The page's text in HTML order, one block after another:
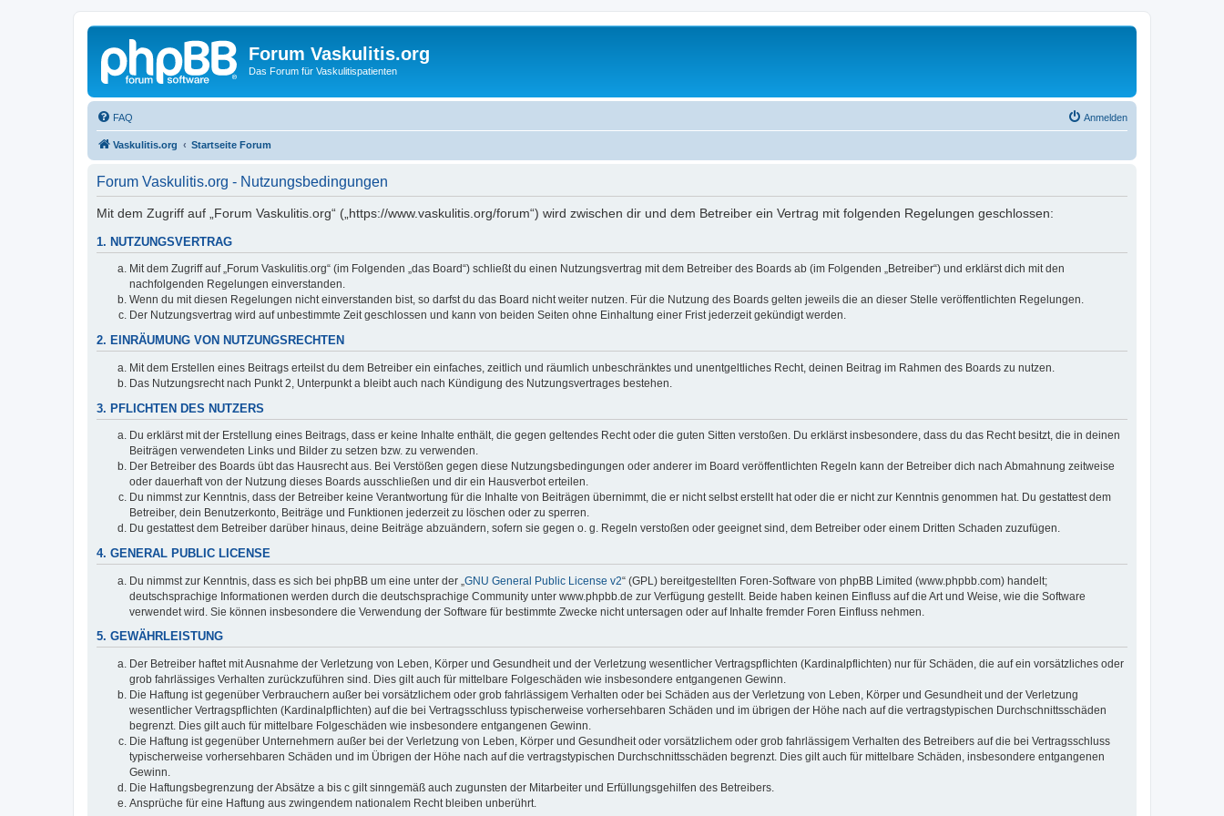
Forum Vaskulitis.org
Das Forum für Vaskulitispatienten
FAQ Anmelden
Vaskulitis.org Startseite Forum
Forum Vaskulitis.org - Nutzungsbedingungen
Mit dem Zugriff auf „Forum Vaskulitis.org“ („https://www.vaskulitis.org/forum“) wird zwischen dir und dem Betreiber ein Vertrag mit folgenden Regelungen geschlossen:
1. NUTZUNGSVERTRAG
Mit dem Zugriff auf „Forum Vaskulitis.org“ (im Folgenden „das Board“) schließt du einen Nutzungsvertrag mit dem Betreiber des Boards ab (im Folgenden „Betreiber“) und erklärst dich mit den
nachfolgenden Regelungen einverstanden.
Wenn du mit diesen Regelungen nicht einverstanden bist, so darfst du das Board nicht weiter nutzen. Für die Nutzung des Boards gelten jeweils die an dieser Stelle veröffentlichten Regelungen.
Der Nutzungsvertrag wird auf unbestimmte Zeit geschlossen und kann von beiden Seiten ohne Einhaltung einer Frist jederzeit gekündigt werden.
2. EINRÄUMUNG VON NUTZUNGSRECHTEN
Mit dem Erstellen eines Beitrags erteilst du dem Betreiber ein einfaches, zeitlich und räumlich unbeschränktes und unentgeltliches Recht, deinen Beitrag im Rahmen des Boards zu nutzen.
Das Nutzungsrecht nach Punkt 2, Unterpunkt a bleibt auch nach Kündigung des Nutzungsvertrages bestehen.
3. PFLICHTEN DES NUTZERS
Du erklärst mit der Erstellung eines Beitrags, dass er keine Inhalte enthält, die gegen geltendes Recht oder die guten Sitten verstoßen. Du erklärst insbesondere, dass du das Recht besitzt, die in deinen
Beiträgen verwendeten Links und Bilder zu setzen bzw. zu verwenden.
Der Betreiber des Boards übt das Hausrecht aus. Bei Verstößen gegen diese Nutzungsbedingungen oder anderer im Board veröffentlichten Regeln kann der Betreiber dich nach Abmahnung zeitweise
oder dauerhaft von der Nutzung dieses Boards ausschließen und dir ein Hausverbot erteilen.
Du nimmst zur Kenntnis, dass der Betreiber keine Verantwortung für die Inhalte von Beiträgen übernimmt, die er nicht selbst erstellt hat oder die er nicht zur Kenntnis genommen hat. Du gestattest dem
Betreiber, dein Benutzerkonto, Beiträge und Funktionen jederzeit zu löschen oder zu sperren.
Du gestattest dem Betreiber darüber hinaus, deine Beiträge abzuändern, sofern sie gegen o. g. Regeln verstoßen oder geeignet sind, dem Betreiber oder einem Dritten Schaden zuzufügen.
4. GENERAL PUBLIC LICENSE
Du nimmst zur Kenntnis, dass es sich bei phpBB um eine unter der „ GNU General Public License v2“ (GPL) bereitgestellten Foren-Software von phpBB Limited (www.phpbb.com) handelt;
deutschsprachige Informationen werden durch die deutschsprachige Community unter www.phpbb.de zur Verfügung gestellt. Beide haben keinen Einfluss auf die Art und Weise, wie die Software
verwendet wird. Sie können insbesondere die Verwendung der Software für bestimmte Zwecke nicht untersagen oder auf Inhalte fremder Foren Einfluss nehmen.
5. GEWÄHRLEISTUNG
Der Betreiber haftet mit Ausnahme der Verletzung von Leben, Körper und Gesundheit und der Verletzung wesentlicher Vertragspflichten (Kardinalpflichten) nur für Schäden, die auf ein vorsätzliches oder
grob fahrlässiges Verhalten zurückzuführen sind. Dies gilt auch für mittelbare Folgeschäden wie insbesondere entgangenen Gewinn.
Die Haftung ist gegenüber Verbrauchern außer bei vorsätzlichem oder grob fahrlässigem Verhalten oder bei Schäden aus der Verletzung von Leben, Körper und Gesundheit und der Verletzung
wesentlicher Vertragspflichten (Kardinalpflichten) auf die bei Vertragsschluss typischerweise vorhersehbaren Schäden und im übrigen der Höhe nach auf die vertragstypischen Durchschnittsschäden
begrenzt. Dies gilt auch für mittelbare Folgeschäden wie insbesondere entgangenen Gewinn.
Die Haftung ist gegenüber Unternehmern außer bei der Verletzung von Leben, Körper und Gesundheit oder vorsätzlichem oder grob fahrlässigem Verhalten des Betreibers auf die bei Vertragsschluss
typischerweise vorhersehbaren Schäden und im Übrigen der Höhe nach auf die vertragstypischen Durchschnittsschäden begrenzt. Dies gilt auch für mittelbare Schäden, insbesondere entgangenen
Gewinn.
Die Haftungsbegrenzung der Absätze a bis c gilt sinngemäß auch zugunsten der Mitarbeiter und Erfüllungsgehilfen des Betreibers.
Ansprüche für eine Haftung aus zwingendem nationalem Recht bleiben unberührt.